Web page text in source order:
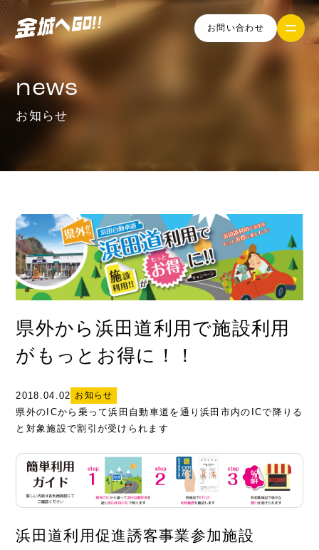
お問い合わせ
news
お知らせ
県外から浜田道利用で施設利用
がもっとお得に！！
2018.04.02 お知らせ
県外のICから乗って浜田自動車道を通り浜田市内のICで降りる
と対象施設で割引が受けられます
浜田道利用促進誘客事業参加施設